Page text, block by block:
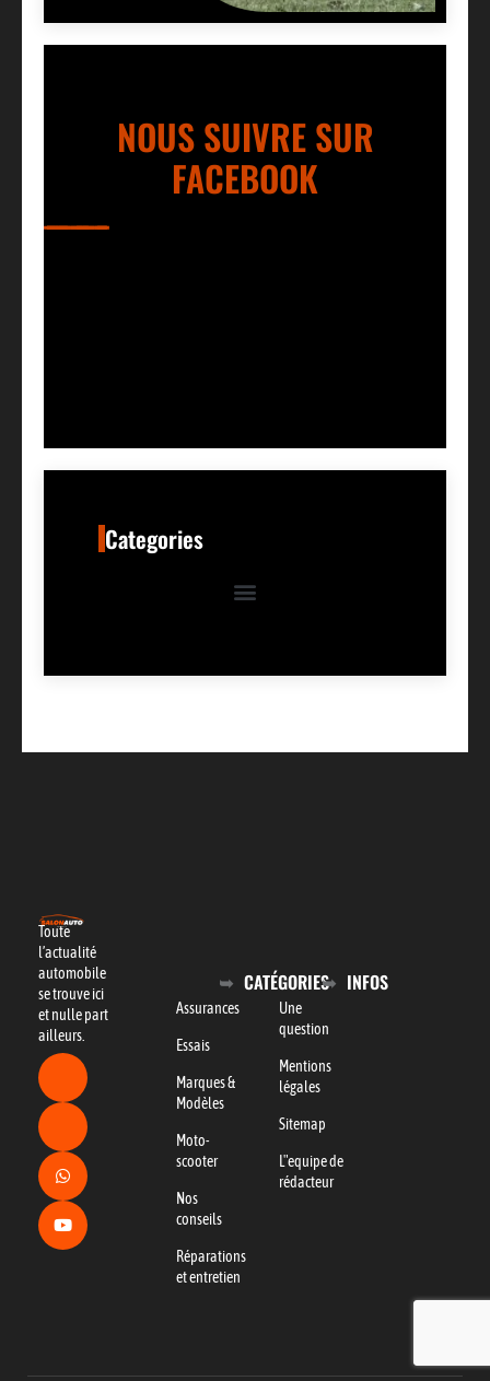
NOUS SUIVRE SUR
FACEBOOK
Categories
Toute
l’actualité
automobile
se trouve ici
et nulle part
ailleurs.
CATÉGORIES
Assurances
Essais
Marques &
Modèles
Moto-
scooter
Nos
conseils
Réparations
et entretien
INFOS
Une
question
Mentions
légales
Sitemap
L"equipe de
rédacteur